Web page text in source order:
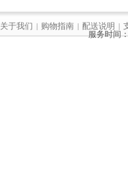
服务时间
关于我们 | 购物指南 | 配送说明 |